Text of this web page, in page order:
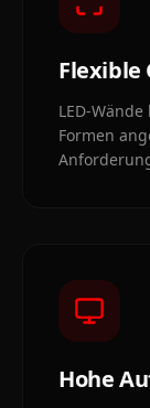
Flexible
LED-
Formen
Hohe